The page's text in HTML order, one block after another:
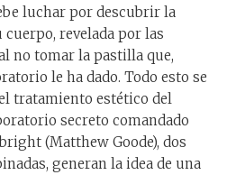
luchar por descubrir la
cuerpo, revelada por las
no tomar la pastilla que,
le ha dado. Todo esto se
tratamiento estético del
secreto comandado
(Matthew Goode), dos
generan la idea de una